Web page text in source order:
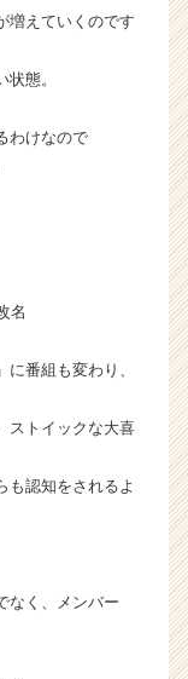
増えていくのです
態。
わけなので
名
番組も変わり、
ストイックな大喜
も認知をされるよ
なく、メンバー